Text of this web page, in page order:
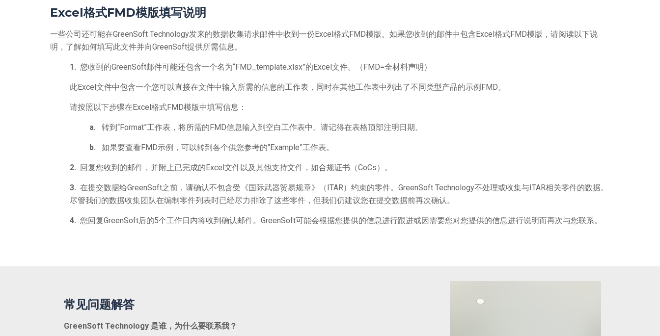
Excel格式FMD模版填写说明
一些公司还可能在GreenSoft Technology发来的数据收集请求邮件中收到一份Excel格式FMD模版。如果您收到的邮件中包含Excel格式FMD模版，请阅读以下说
明，了解如何填写此文件并向GreenSoft提供所需信息。
1. 您收到的GreenSoft邮件可能还包含一个名为“FMD_template.xlsx”的Excel文件。（FMD=全材料声明）
此Excel文件中包含一个您可以直接在文件中输入所需的信息的工作表，同时在其他工作表中列出了不同类型产品的示例FMD。
请按照以下步骤在Excel格式FMD模版中填写信息：
a. 转到“Format”工作表，将所需的FMD信息输入到空白工作表中。请记得在表格顶部注明日期。
b. 如果要查看FMD示例，可以转到各个供您参考的“Example”工作表。
2. 回复您收到的邮件，并附上已完成的Excel文件以及其他支持文件，如合规证书（CoCs）。
3. 在提交数据给GreenSoft之前，请确认不包含受《国际武器贸易规章》（ITAR）约束的零件。GreenSoft Technology不处理或收集与ITAR相关零件的数据。
尽管我们的数据收集团队在编制零件列表时已经尽力排除了这些零件，但我们仍建议您在提交数据前再次确认。
4. 您回复GreenSoft后的5个工作日内将收到确认邮件。GreenSoft可能会根据您提供的信息进行跟进或因需要您对您提供的信息进行说明而再次与您联系。
常见问题解答
GreenSoft Technology 是谁，为什么要联系我？